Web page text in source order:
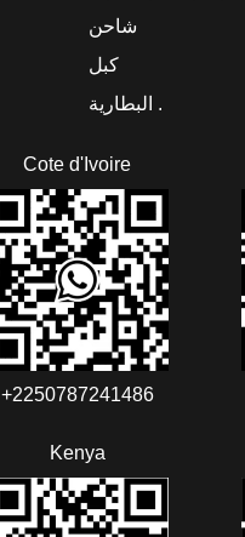
شاحن
كبل
البطارية .
Cote d'Ivoire
+2250787241486‬‬
Kenya